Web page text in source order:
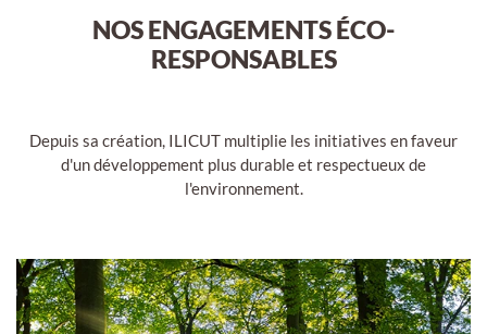
NOS ENGAGEMENTS ÉCO-
RESPONSABLES
Depuis sa création, ILICUT multiplie les initiatives en faveur
d'un développement plus durable et respectueux de
l'environnement.